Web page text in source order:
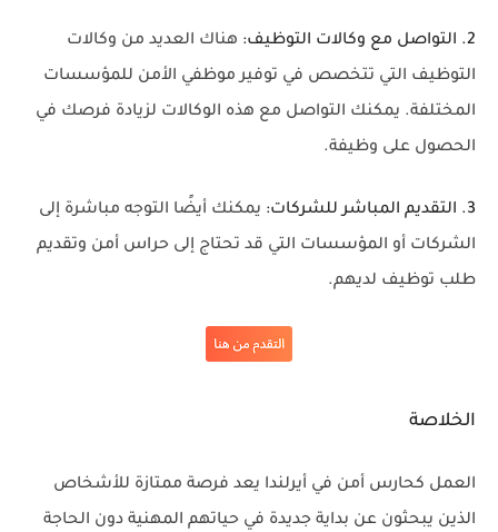
2. التواصل مع وكالات التوظيف:
هناك العديد من وكالات
التوظيف التي تتخصص في توفير موظفي الأمن للمؤسسات
المختلفة. يمكنك التواصل مع هذه الوكالات لزيادة فرصك في
الحصول على وظيفة.
3. التقديم المباشر للشركات:
يمكنك أيضًا التوجه مباشرة إلى
الشركات أو المؤسسات التي قد تحتاج إلى حراس أمن وتقديم
طلب توظيف لديهم.
الخلاصة
العمل كحارس أمن في أيرلندا يعد فرصة ممتازة للأشخاص
الذين يبحثون عن بداية جديدة في حياتهم المهنية دون الحاجة